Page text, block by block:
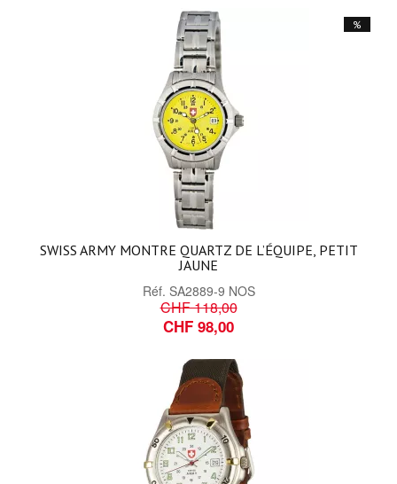
%
SWISS ARMY MONTRE QUARTZ DE L’ÉQUIPE, PETIT
JAUNE
Réf. SA2889-9 NOS
CHF 118,00
CHF 98,00